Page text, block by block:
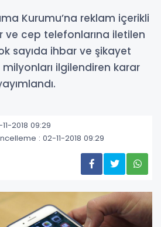
Kurumu’na reklam içerikli
ve cep telefonlarına iletilen
sayıda ihbar ve şikayet
milyonları ilgilendiren karar
2018 09:29
: 02-11-2018 09:29